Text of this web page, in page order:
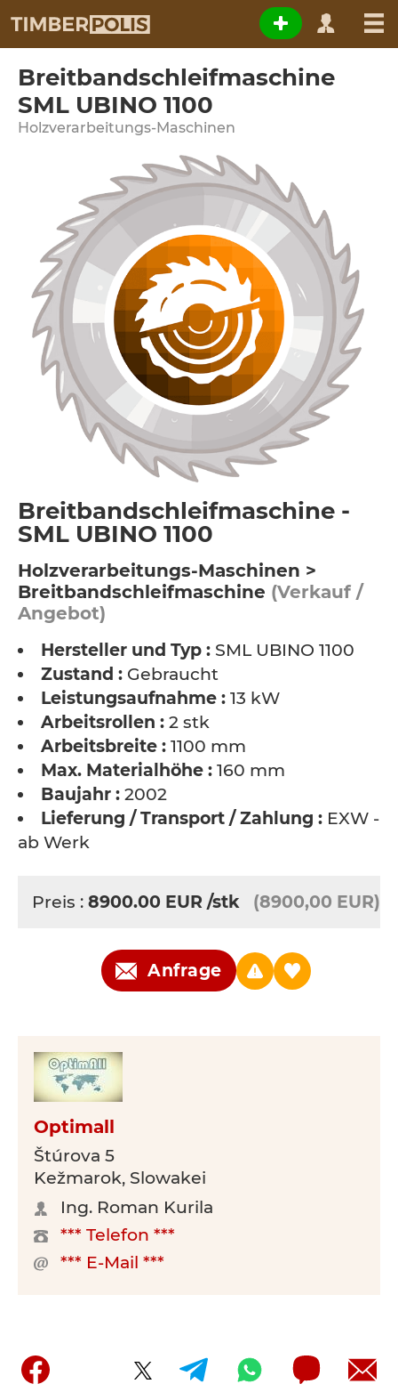
Breitbandschleifmaschine
SML UBINO 1100
Holzverarbeitungs-Maschinen
Breitbandschleifmaschine -
SML UBINO 1100
Holzverarbeitungs-Maschinen >
Breitbandschleifmaschine (Verkauf /
Angebot)
Hersteller und Typ : SML UBINO 1100
Zustand : Gebraucht
Leistungsaufnahme : 13 kW
Arbeitsrollen : 2 stk
Arbeitsbreite : 1100 mm
Max. Materialhöhe : 160 mm
Baujahr : 2002
Lieferung / Transport / Zahlung : EXW -
ab Werk
Preis : 8900.00 EUR /stk (8900,00 EUR)
Anfrage
Optimall
Štúrova 5
Kežmarok, Slowakei
Ing. Roman Kurila
*** Telefon ***
*** E-Mail ***